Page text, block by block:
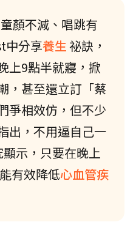
顏不減、唱跳有
中分享養生祕訣，
上9點半就寢，掀
，甚至還立訂「蔡
爭相效仿，但不少
出，不用逼自己一
示，只要在晚上
有效降低心血管疾